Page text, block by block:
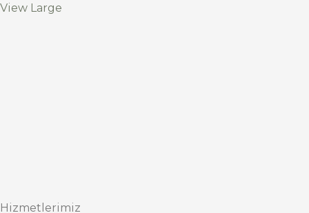
View Large
Hizmetlerimiz